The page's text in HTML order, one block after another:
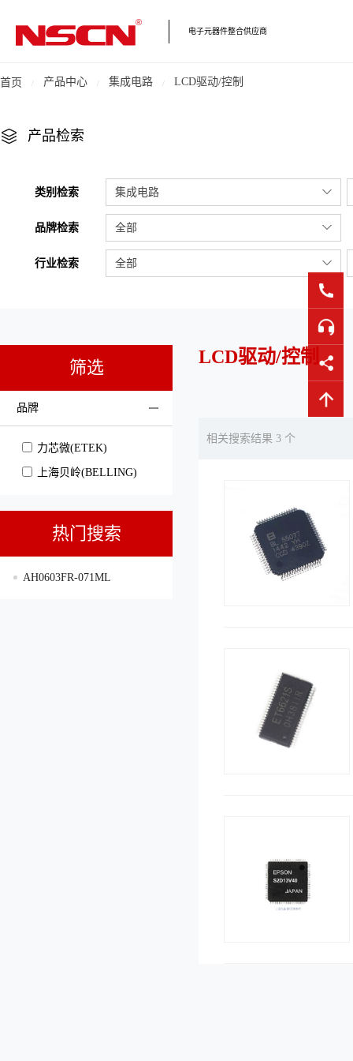
电子元器件整合供应商
首页 产品中心 集成电路 LCD驱动/控制
产品检索
类别检索 集成电路
品牌检索 全部
行业检索 全部
筛选
品牌
力芯微(ETEK)
上海贝岭(BELLING)
热门搜索
AH0603FR-071ML
LCD驱动/控制
相关搜索结果 3 个